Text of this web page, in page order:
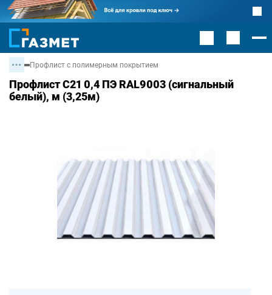
Профлист с полимерным покрытием
Профлист С21 0,4 ПЭ RAL9003 (сигнальный
белый), м (3,25м)